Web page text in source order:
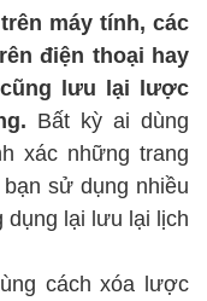
máy tính, các
điện thoại hay
lưu lại lược
Bất kỳ ai dùng
xác những trang
sử dụng nhiều
lại lưu lại lịch
cách xóa lược